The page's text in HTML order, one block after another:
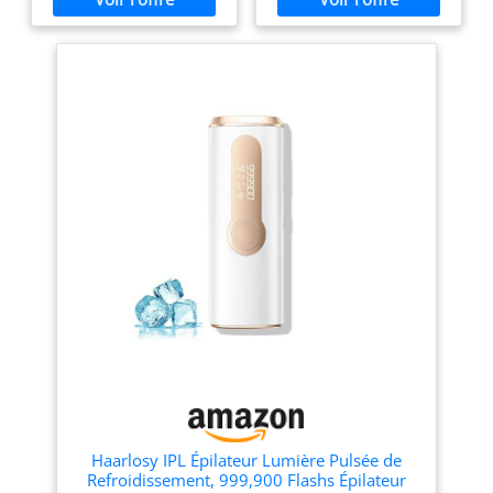
réduction des poils après
seulement 4 séances², et
durée de 12 mois Résultats
SenseIQ : le capteur
SmartSkin détecte votre
carnation et indique le
gratuite vous guide pas à
pas dans vos séances 4
embouts incurvés
intelligents fournis : les
faites une séance pour le
corps entier en seulement
automatiquement et en
aisselles, bras, torse, dos,
visage et même le maillot,
avec ses têtes dédiées
Conçu en Allemagne et
Haarlosy IPL Épilateur Lumière Pulsée de
Refroidissement, 999,900 Flashs Épilateur